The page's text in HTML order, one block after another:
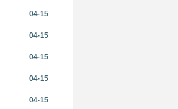
04-15
04-15
04-15
04-15
04-15